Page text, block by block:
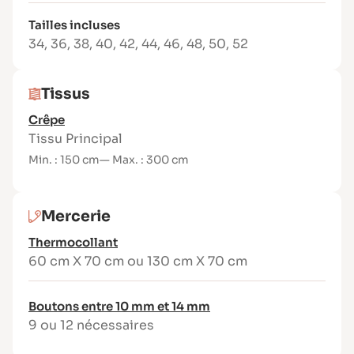
Manches longues à poignets boutonnés
(1 bouton)
Empiècement dos horizontal
d’aisance
Poche poitrine (optionnelle)
Bas liquette ou droit selon la version
Niveau de couture :
Accessible aux couturières motivées
(intermédiaire) grâce à des méthodes de
Tissus conseillés :
Convient à tous types de tissus chaîne &
Tailles incluses
34, 36, 38, 40, 42, 44, 46, 48, 50, 52
Tissus
Crêpe
Tissu Principal
Min. : 150 cm— Max. : 300 cm
Mercerie
Thermocollant
60 cm X 70 cm ou 130 cm X 70 cm
Boutons entre 10 mm et 14 mm
9 ou 12 nécessaires